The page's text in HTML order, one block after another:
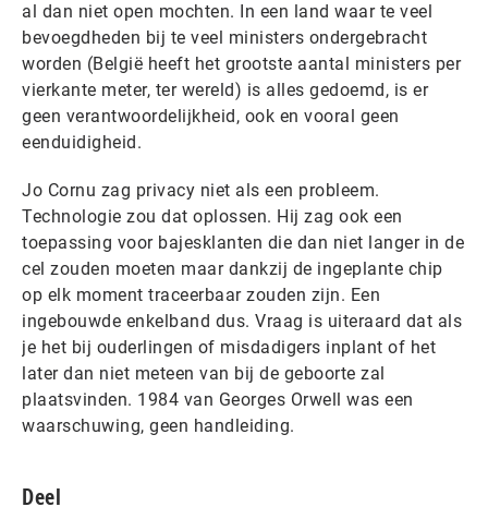
al dan niet open mochten. In een land waar te veel
bevoegdheden bij te veel ministers ondergebracht
worden (België heeft het grootste aantal ministers per
vierkante meter, ter wereld) is alles gedoemd, is er
geen verantwoordelijkheid, ook en vooral geen
eenduidigheid.
Jo Cornu zag privacy niet als een probleem.
Technologie zou dat oplossen. Hij zag ook een
toepassing voor bajesklanten die dan niet langer in de
cel zouden moeten maar dankzij de ingeplante chip
op elk moment traceerbaar zouden zijn. Een
ingebouwde enkelband dus. Vraag is uiteraard dat als
je het bij ouderlingen of misdadigers inplant of het
later dan niet meteen van bij de geboorte zal
plaatsvinden. 1984 van Georges Orwell was een
waarschuwing, geen handleiding.
Deel